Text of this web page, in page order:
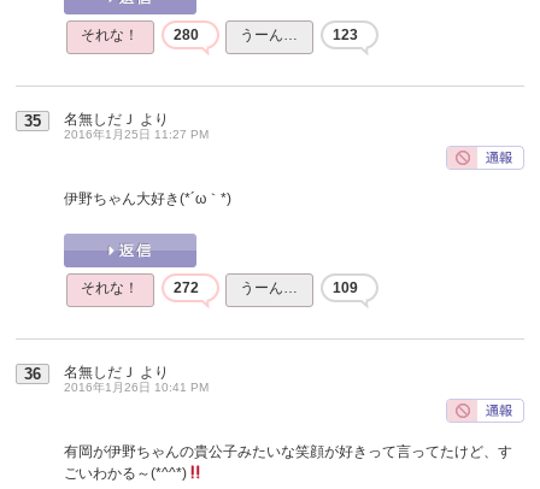
それな！ 280 うーん… 123
35 名無しだＪ より
2016年1月25日 11:27 PM
伊野ちゃん大好き(*´ω｀*)
それな！ 272 うーん… 109
36 名無しだＪ より
2016年1月26日 10:41 PM
有岡が伊野ちゃんの貴公子みたいな笑顔が好きって言ってたけど、す
ごいわかる～(*^^*)